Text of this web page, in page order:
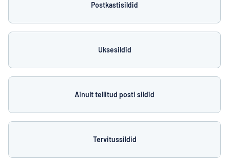
Postkastisildid
Uksesildid
Ainult tellitud posti sildid
Tervitussildid